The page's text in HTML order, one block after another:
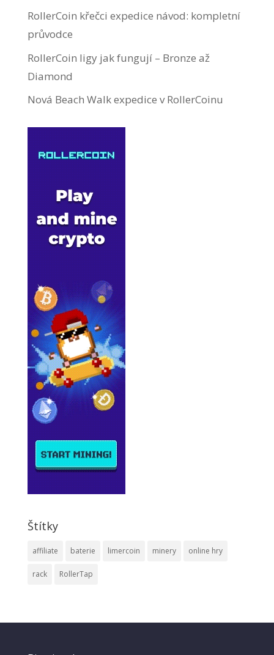
RollerCoin křečci expedice návod: kompletní
průvodce
RollerCoin ligy jak fungují – Bronze až
Diamond
Nová Beach Walk expedice v RollerCoinu
Štítky
affiliate baterie limercoin minery online hry
rack RollerTap